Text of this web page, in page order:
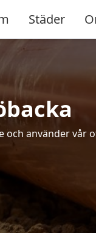
Städer
använder vår